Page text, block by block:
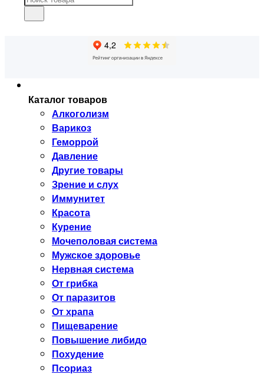
Каталог товаров
Алкоголизм
Варикоз
Геморрой
Давление
Другие товары
Зрение и слух
Иммунитет
Красота
Курение
Мочеполовая система
Мужское здоровье
Нервная система
От грибка
От паразитов
От храпа
Пищеварение
Повышение либидо
Похудение
Псориаз